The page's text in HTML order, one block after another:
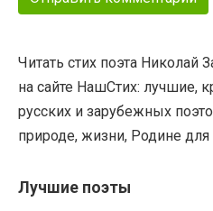
Читать стих поэта
на сайте НашСтих: лучшие,
русских и зарубежных
природе, жизни, Родине
Лучшие поэты